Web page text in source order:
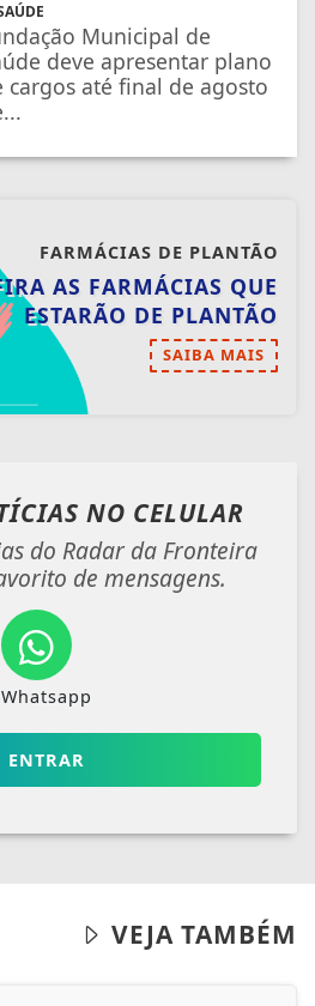
Municipal de
deve apresentar plano
cargos até final de agosto
FARMÁCIAS DE PLANTÃO
AS FARMÁCIAS QUE
ESTARÃO DE PLANTÃO
SAIBA MAIS
NO CELULAR
do Radar da Fronteira
de mensagens.
Whatsapp
ENTRAR
VEJA TAMBÉM